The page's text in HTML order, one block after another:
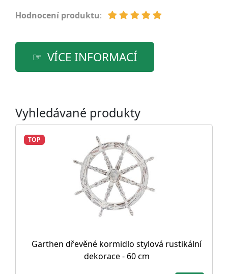
Hodnocení produktu:
VÍCE INFORMACÍ
Vyhledávané produkty
TOP
Garthen dřevěné kormidlo stylová rustikální
dekorace - 60 cm